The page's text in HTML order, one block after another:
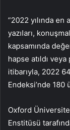
“2022 yılında en
yazıları,
kapsamında
hapse atıldı veya
itibarıyla, 2022
Endeksi’nde 180
Oxford
Enstitüsü